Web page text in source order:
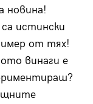
новина!
истински
от тях!
винаги е